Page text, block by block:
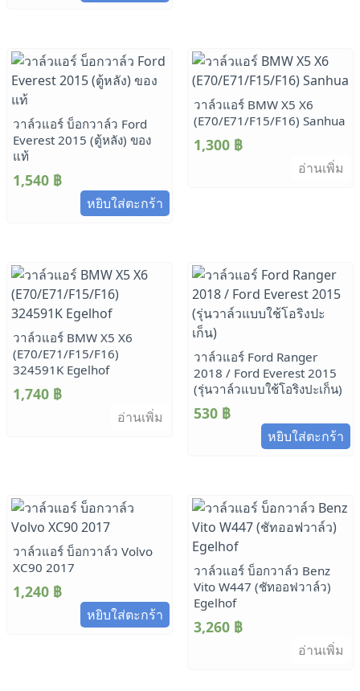
วาล์วแอร์ บ็อกวาล์ว Ford
Everest 2015 (ตู้หลัง) ของ
แท้
1,540 ฿
หยิบใส่ตะกร้า
วาล์วแอร์ BMW X5 X6
(E70/E71/F15/F16) Sanhua
1,300 ฿
อ่านเพิ่ม
วาล์วแอร์ BMW X5 X6
(E70/E71/F15/F16)
324591K Egelhof
1,740 ฿
อ่านเพิ่ม
วาล์วแอร์ Ford Ranger
2018 / Ford Everest 2015
(รุ่นวาล์วแบบใช้โอริงปะเก็น)
530 ฿
หยิบใส่ตะกร้า
วาล์วแอร์ บ็อกวาล์ว Volvo
XC90 2017
1,240 ฿
หยิบใส่ตะกร้า
วาล์วแอร์ บ็อกวาล์ว Benz
Vito W447 (ชัทออฟวาล์ว)
Egelhof
3,260 ฿
อ่านเพิ่ม